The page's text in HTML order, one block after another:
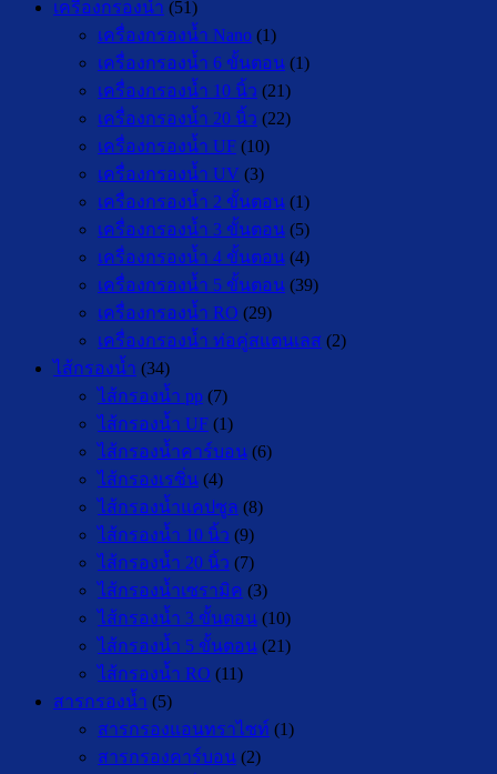
เครื่องกรองน้ำ (51)
เครื่องกรองน้ำ Nano (1)
เครื่องกรองน้ำ 6 ขั้นตอน (1)
เครื่องกรองน้ำ 10 นิ้ว (21)
เครื่องกรองน้ำ 20 นิ้ว (22)
เครื่องกรองน้ำ UF (10)
เครื่องกรองน้ำ UV (3)
เครื่องกรองน้ำ 2 ขั้นตอน (1)
เครื่องกรองน้ำ 3 ขั้นตอน (5)
เครื่องกรองน้ำ 4 ขั้นตอน (4)
เครื่องกรองน้ำ 5 ขั้นตอน (39)
เครื่องกรองน้ำ RO (29)
เครื่องกรองน้ำ ท่อคู่สแตนเลส (2)
ไส้กรองน้ำ (34)
ไส้กรองน้ำ pp (7)
ไส้กรองน้ำ UF (1)
ไส้กรองน้ำคาร์บอน (6)
ไส้กรองเรซิ่น (4)
ไส้กรองน้ำแคปซูล (8)
ไส้กรองน้ำ 10 นิ้ว (9)
ไส้กรองน้ำ 20 นิ้ว (7)
ไส้กรองน้ำเซรามิค (3)
ไส้กรองน้ำ 3 ขั้นตอน (10)
ไส้กรองน้ำ 5 ขั้นตอน (21)
ไส้กรองน้ำ RO (11)
สารกรองน้ำ (5)
สารกรองแอนทราไซท์ (1)
สารกรองคาร์บอน (2)